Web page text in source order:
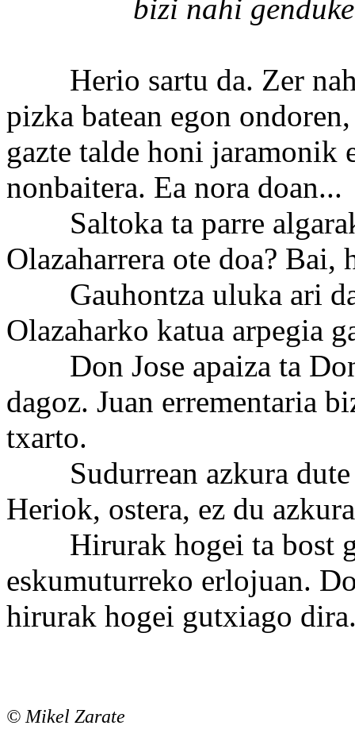
bizi nahi
Herio sartu da. Zer nahi
pizka batean egon
gazte talde honi jaramonik
nonbaitera. Ea nora doan...
Saltoka ta parre
Olazaharrera ote doa? Bai,
Gauhontza uluka ari da
Olazaharko katua arpegia
Don Jose apaiza ta Don
dagoz. Juan errementaria
txarto.
Sudurrean azkura dute
Heriok, ostera, ez du
Hirurak hogei ta bost
eskumuturreko erlojuan.
hirurak hogei gutxiago
© Mikel Zarate